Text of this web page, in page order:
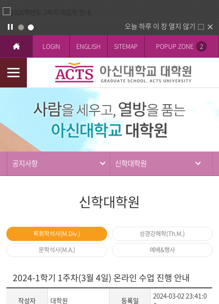
오늘 하루 이 창 열지 않기
LOGIN ENGLISH SITEMAP POPUP ZONE 2
모
바
티
공지사항 신학대학원
신학대학원
목회학석사(M.Div.)
성경강해학(Th.M.)
문학석사(M.A.)
예배&행사
2024-1학기 1주차(3월 4일) 온라인 수업 진행 안내
작성자 대학원 등록일
2024-03-02 23:41:0